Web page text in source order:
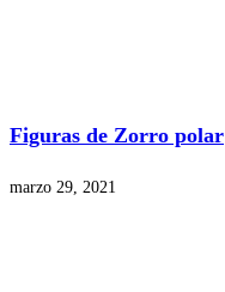
Figuras de Zorro polar
marzo 29, 2021